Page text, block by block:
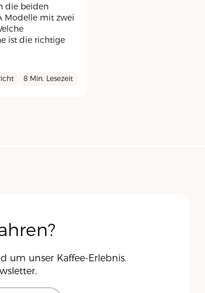
die beiden
Modelle mit zwei
ist die richtige
8 Min. Lesezeit
um unser Kaffee-Erlebnis.